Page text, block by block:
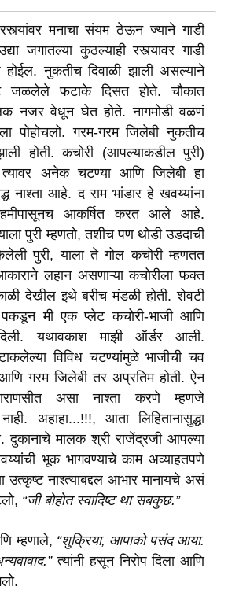
मनाचा संयम ठेऊन ज्याने गाडी
जगातल्या कुठल्याही रस्त्यावर गाडी
होईल. नुकतीच दिवाळी झाली असल्याने
जळलेले फटाके दिसत होते. चौकात
नजर वेधून घेत होते. नागमोडी वळणं
पोहोचलो. गरम-गरम जिलेबी नुकतीच
होती. कचोरी (आपल्याकडील पुरी)
त्यावर अनेक चटण्या आणि जिलेबी हा
नाश्ता आहे. द राम भांडार हे खवय्यांना
आकर्षित करत आले आहे.
पुरी म्हणतो, तशीच पण थोडी उडदाची
पुरी, याला ते गोल कचोरी म्हणतत
लहान असणाऱ्या कचोरीला फक्त
देखील इथे बरीच मंडळी होती. शेवटी
पकडून मी एक प्लेट कचोरी-भाजी आणि
यथावकाश माझी ऑर्डर आली.
विविध चटण्यांमुळे भाजीची चव
गरम जिलेबी तर अप्रतिम होती. ऐन
असा नाश्ता करणे म्हणजे
अहाहा...!!!, आता लिहितानासुद्धा
दुकानाचे मालक श्री राजेंद्रजी आपल्या
भूक भागवण्याचे काम अव्याहतपणे
नाश्त्याबद्दल आभार मानायचे असं
“जी बोहोत स्वादिष्ट था सबकुछ.”
म्हणाले, “शुक्रिया, आपाको पसंद आया.
त्यांनी हसून निरोप दिला आणि